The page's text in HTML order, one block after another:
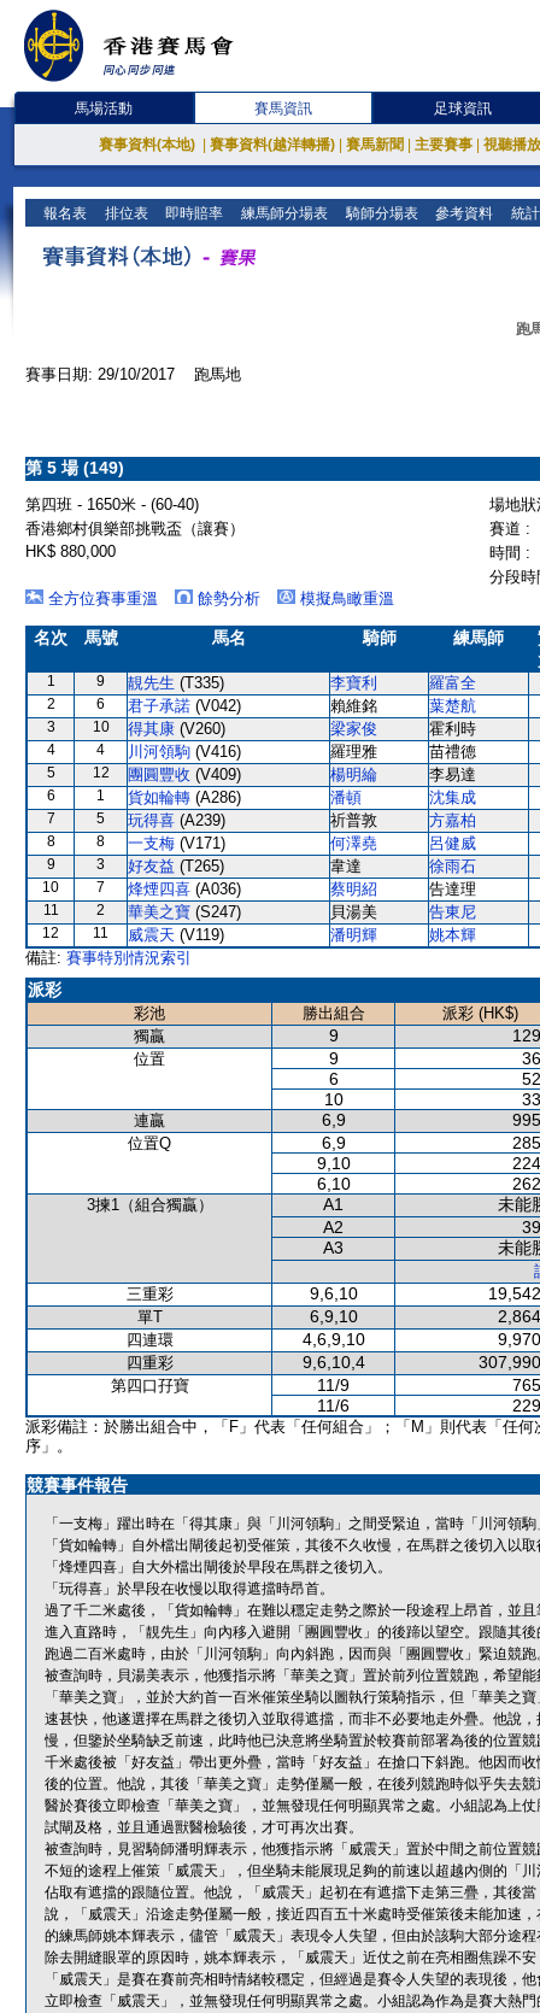
馬場活動 賽馬資訊 足球資訊
賽事資料(本地) 賽事資料(越洋轉播) 賽馬新聞 主要賽事 視聽播
報名表 排位表 即時賠率 練馬師分場表 騎師分場表 參考資料 統
跑
賽事日期: 29/10/2017 跑馬地
第 5 場 (149)
第四班 - 1650米 - (60-40)
場地
香港鄉村俱樂部挑戰盃（讓賽）
賽道 :
HK$ 880,000
時間 :
分段
全方位賽事重溫
餘勢分析 模擬鳥瞰重溫
名次 馬號 馬名 騎師 練馬師
1 9 靚先生 (T335) 李寶利 羅富全
2 6 君子承諾 (V042) 賴維銘 葉楚航
3 10 得其康 (V260) 梁家俊 霍利時
4 4 川河領駒 (V416) 羅理雅 苗禮德
5 12 團圓豐收 (V409) 楊明綸 李易達
6 1 貨如輪轉 (A286) 潘頓 沈集成
7 5 玩得喜 (A239) 祈普敦 方嘉柏
8 8 一支梅 (V171) 何澤堯 呂健威
9 3 好友益 (T265) 韋達 徐雨石
10 7 烽煙四喜 (A036) 蔡明紹 告達理
11 2 華美之寶 (S247) 貝湯美 告東尼
12 11 威震天 (V119) 潘明輝
姚本輝
備註: 賽事特別情況索引
派彩
彩池 勝出組合
派彩 (HK$)
獨贏
9
位置 9
6
10
連贏 6,9
位置Q 6,9
9,10
6,10
3揀1（組合獨贏） A1
未能
A2
A3
未能
三重彩
9,6,10
單T 6,9,10
四連環 4,6,9,10
四重彩 9,6,10,4
第四口孖寶 11/9
11/6
派彩備註：於勝出組合中，「F」代表「任何組合」；「M」則代表「任何
序」。
競賽事件報告
「一支梅」躍出時在「得其康」與「川河領駒」之間受緊迫，當時「川河領
「貨如輪轉」自外檔出閘後起初受催策，其後不久收慢，在馬群之後切入以
「烽煙四喜」自大外檔出閘後於早段在馬群之後切入。
「玩得喜」於早段在收慢以取得遮擋時昂首。
過了千二米處後，「貨如輪轉」在難以穩定走勢之際於一段途程上昂首，並
進入直路時，「靚先生」向內移入避開「團圓豐收」的後蹄以望空。跟隨其
跑過二百米處時，由於「川河領駒」向內斜跑，因而與「團圓豐收」緊迫競跑
被查詢時，貝湯美表示，他獲指示將「華美之寶」置於前列位置競跑，希望
「華美之寶」，並於大約首一百米催策坐騎以圖執行策騎指示，但「華美之
速甚快，他遂選擇在馬群之後切入並取得遮擋，而非不必要地走外疊。他說
慢，但鑒於坐騎缺乏前速，此時他已決意將坐騎置於較賽前部署為後的位置
千米處後被「好友益」帶出更外疊，當時「好友益」在搶口下斜跑。他因而
後的位置。他說，其後「華美之寶」走勢僅屬一般，在後列競跑時似乎失去
醫於賽後立即檢查「華美之寶」，並無發現任何明顯異常之處。小組認為上
試閘及格，並且通過獸醫檢驗後，才可再次出賽。
被查詢時，見習騎師潘明輝表示，他獲指示將「威震天」置於中間之前位置
不短的途程上催策「威震天」，但坐騎未能展現足夠的前速以超越內側的「
佔取有遮擋的跟隨位置。他說，「威震天」起初在有遮擋下走第三疊，其後
說，「威震天」沿途走勢僅屬一般，接近四百五十米處時受催策後未能加速
的練馬師姚本輝表示，儘管「威震天」表現令人失望，但由於該駒大部分途
除去開縫眼罩的原因時，姚本輝表示，「威震天」近仗之前在亮相圈焦躁不
「威震天」是賽在賽前亮相時情緒較穩定，但經過是賽令人失望的表現後，
立即檢查「威震天」，並無發現任何明顯異常之處。小組認為作為是賽大熱